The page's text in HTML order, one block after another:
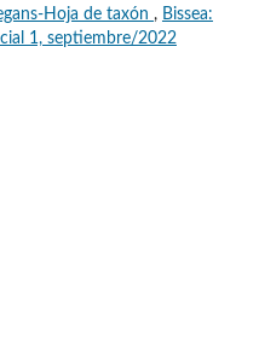
Hoja de taxón , Bissea:
1, septiembre/2022